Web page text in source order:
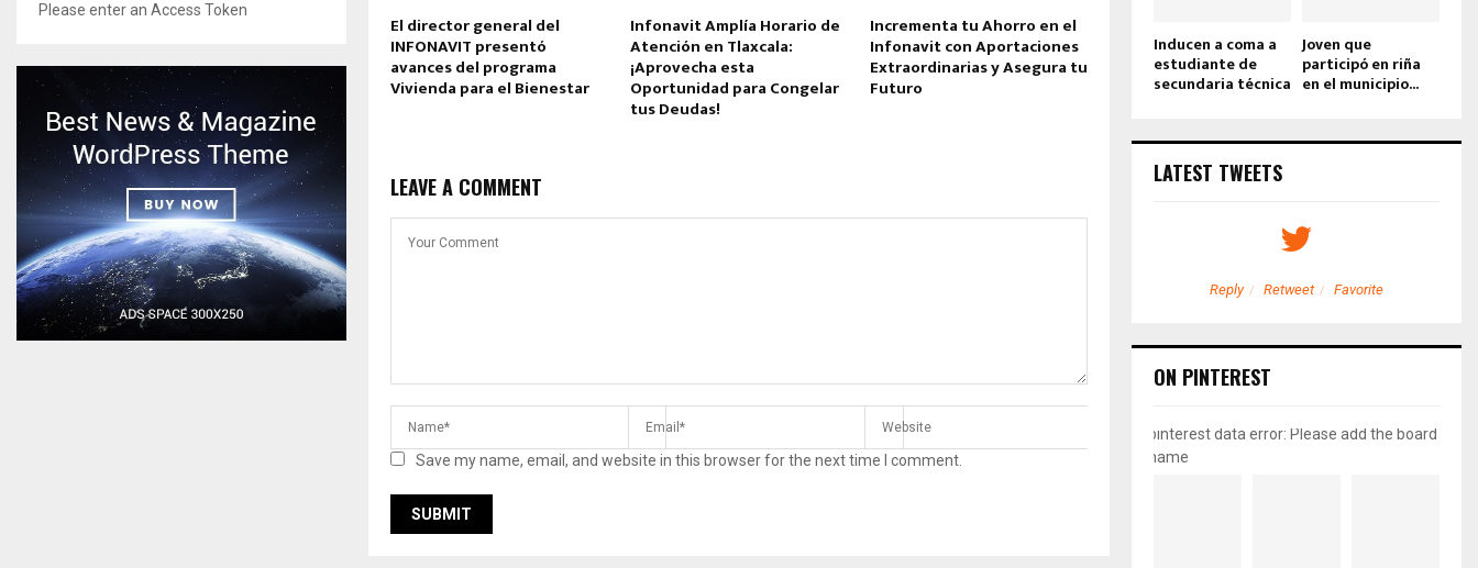
El director general del
INFONAVIT presentó
avances del programa
Vivienda para el Bienestar
Infonavit Amplía Horario de
Atención en Tlaxcala:
¡Aprovecha esta
Oportunidad para Congelar
tus Deudas!
Incrementa tu Ahorro en el
Infonavit con Aportaciones
Extraordinarias y Asegura tu
Futuro
LEAVE A COMMENT
Save my name, email, and website in this browser for the next time I comment.
Please enter an Access Token
Inducen a coma a
estudiante de
secundaria técnica
Joven que
participó en riña
en el municipio...
LATEST TWEETS
Reply Retweet Favorite
ON PINTEREST
pinterest data error: Please add the board
name